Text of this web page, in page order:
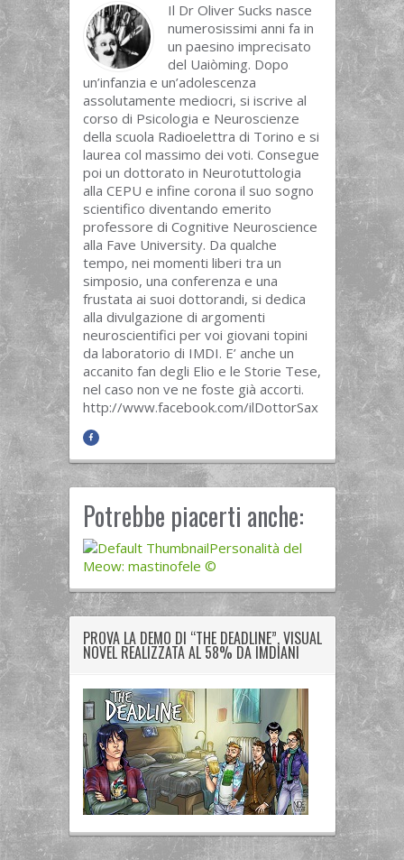
Il Dr Oliver Sucks nasce
numerosissimi anni fa in
un paesino imprecisato
del Uaiòming. Dopo
un’infanzia e un’adolescenza
assolutamente mediocri, si iscrive al
corso di Psicologia e Neuroscienze
della scuola Radioelettra di Torino e si
laurea col massimo dei voti. Consegue
poi un dottorato in Neurotuttologia
alla CEPU e infine corona il suo sogno
scientifico diventando emerito
professore di Cognitive Neuroscience
alla Fave University. Da qualche
tempo, nei momenti liberi tra un
simposio, una conferenza e una
frustata ai suoi dottorandi, si dedica
alla divulgazione di argomenti
neuroscientifici per voi giovani topini
da laboratorio di IMDI. E’ anche un
accanito fan degli Elio e le Storie Tese,
nel caso non ve ne foste già accorti.
http://www.facebook.com/ilDottorSax
Potrebbe piacerti anche:
Personalità del
Meow: mastinofele ©
PROVA LA DEMO DI “THE DEADLINE”, VISUAL
NOVEL REALIZZATA AL 58% DA IMDIANI